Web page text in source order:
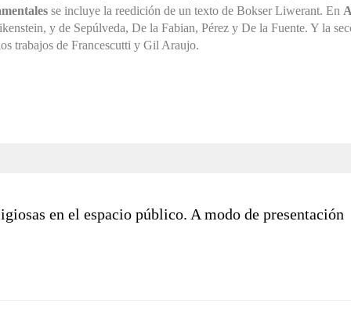
se incluye la reedición de un texto de Bokser Liwerant. En
y de Sepúlveda, De la Fabian, Pérez y De la Fuente. Y la
trabajos de Francescutti y Gil Araujo.
en el espacio público. A modo de presentación